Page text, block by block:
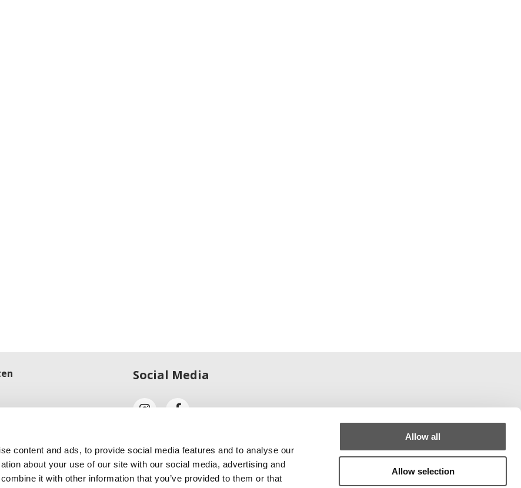
content and ads, to provide social media features and to analyse our
about your use of our site with our social media, advertising and
it with other information that you’ve provided to them or that
Allow all
Allow selection
und 13.00 – 18.00 Uhr
Social Media